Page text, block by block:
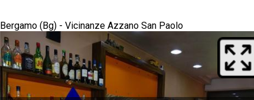
Bergamo (Bg) - Vicinanze Azzano San Paolo